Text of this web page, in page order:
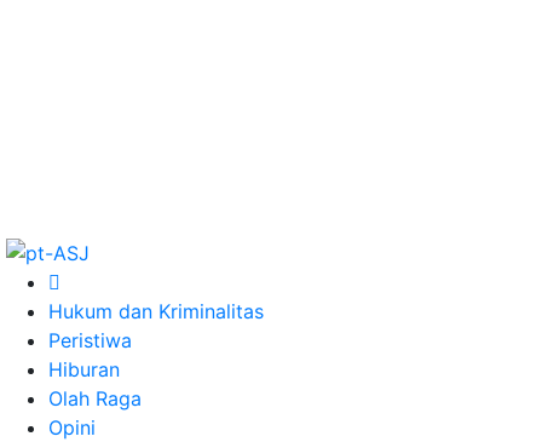
Hukum dan Kriminalitas
Peristiwa
Hiburan
Olah Raga
Opini